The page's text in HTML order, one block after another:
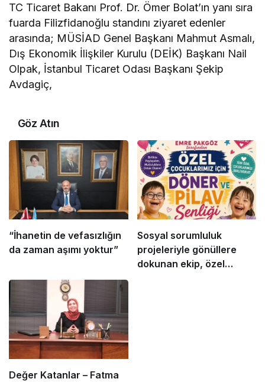
TC Ticaret Bakanı Prof. Dr. Ömer Bolat’ın yanı sıra
fuarda Filizfidanoğlu standını ziyaret edenler
arasında; MÜSİAD Genel Başkanı Mahmut Asmalı,
Dış Ekonomik İlişkiler Kurulu (DEİK) Başkanı Nail
Olpak, İstanbul Ticaret Odası Başkanı Şekip
Avdagiç,
Göz Atın
“İhanetin de vefasızlığın
da zaman aşımı yoktur”
Sosyal sorumluluk
projeleriyle gönüllere
dokunan ekip, özel
Değer Katanlar – Fatma